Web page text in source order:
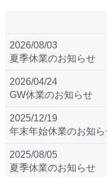
2026/08/03
夏季休業のお知らせ
2026/04/24
GW休業のお知らせ
2025/12/19
年末年始休業のお知ら
2025/08/05
夏季休業のお知らせ